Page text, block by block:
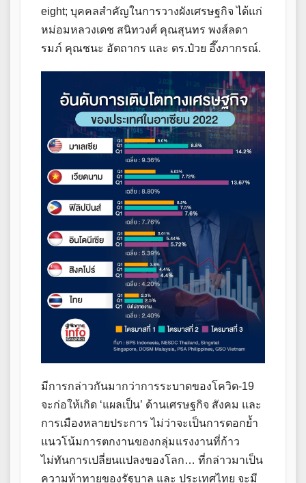
eight; บุคคลสำคัญในการวางผังเศรษฐกิจ ได้แก่
หม่อมหลวงเดช สนิทวงศ์ คุณสุนทร พงส์ลดา
รมภ์ คุณชนะ อัตถากร และ ดร.ป๋วย อึ๊งภากรณ์.
มีการกล่าวกันมากว่าการระบาดของโควิด-19
จะก่อให้เกิด ‘แผลเป็น’ ด้านเศรษฐกิจ สังคม และ
การเมืองหลายประการ ไม่ว่าจะเป็นการตอกย้ำ
แนวโน้มการตกงานของกลุ่มแรงงานที่ก้าว
ไม่ทันการเปลี่ยนแปลงของโลก… ที่กล่าวมาเป็น
ความท้าทายของรัฐบาล และ ประเทศไทย จะมี